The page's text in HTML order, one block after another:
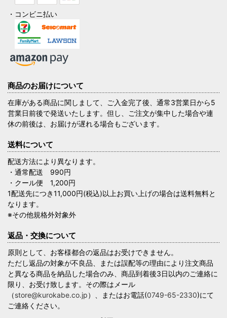
・コンビニ払い
商品のお届けについて
在庫がある商品に関しまして、ご入金完了後、通常3営業日から5
営業日前後で発送いたします。但し、ご注文が集中した場合や連
休の前後は、お届けが遅れる場合もございます。
送料について
配送方法により異なります。
・通常配送 990円
・クール便 1,200円
1配送先につき11,000円(税込)以上お買い上げの場合は送料無料と
なります。
※その他規格外対象外
返品・交換について
原則として、お客様都合の返品はお受けできません。
ただし返品の対象が不良品、または誤配等の理由により注文商品
と異なる商品を納品した場合のみ、商品到着後3日以内のご連絡に
限り、お受け致します。その際はメール
（store@kurokabe.co.jp）、またはお電話(0749-65-2330)にて
ご連絡ください。